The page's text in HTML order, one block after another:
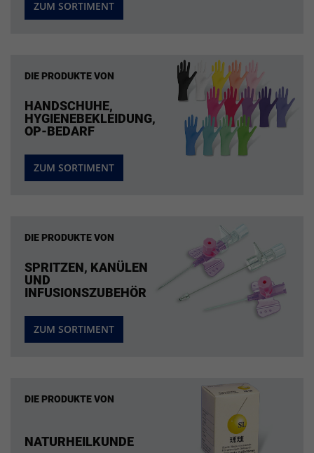
ZUM SORTIMENT
DIE PRODUKTE VON
HANDSCHUHE,
HYGIENEBEKLEIDUNG,
OP-BEDARF
ZUM SORTIMENT
DIE PRODUKTE VON
SPRITZEN, KANÜLEN
UND
INFUSIONSZUBEHÖR
ZUM SORTIMENT
DIE PRODUKTE VON
NATURHEILKUNDE